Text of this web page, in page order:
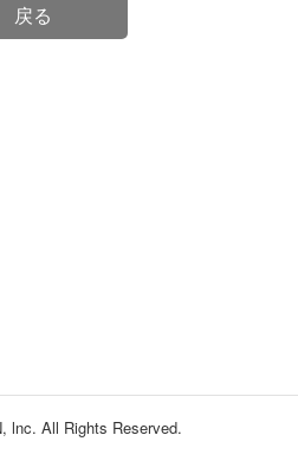
戻る
lnc. All Rights Reserved.